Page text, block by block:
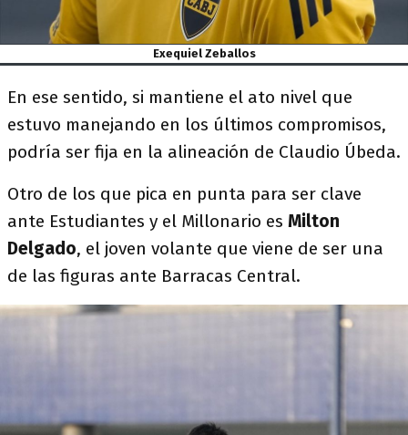
Exequiel Zeballos
En ese sentido, si mantiene el ato nivel que
estuvo manejando en los últimos compromisos,
podría ser fija en la alineación de Claudio Úbeda.
Otro de los que pica en punta para ser clave
ante Estudiantes y el Millonario es Milton
Delgado, el joven volante que viene de ser una
de las figuras ante Barracas Central.